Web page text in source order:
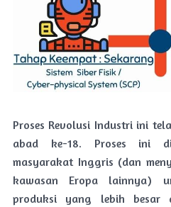
Proses Revolusi Industri ini
abad ke-18. Proses ini
masyarakat Inggris (dan
kawasan Eropa lainnya)
produksi yang lebih besar